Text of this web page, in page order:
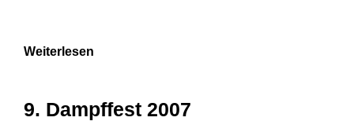
Weiterlesen
9. Dampffest 2007